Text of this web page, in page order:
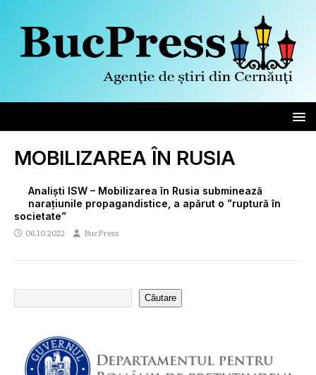
MOBILIZAREA ÎN RUSIA
Analiști ISW – Mobilizarea în Rusia subminează
narațiunile propagandistice, a apărut o ”ruptură în
societate”
06.10.2022 BucPress
Căutare